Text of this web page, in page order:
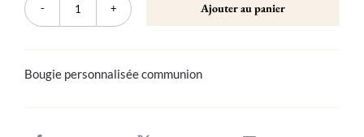
quantité
de
personnalisée
Ajouter au panier
Bougie personnalisée communion